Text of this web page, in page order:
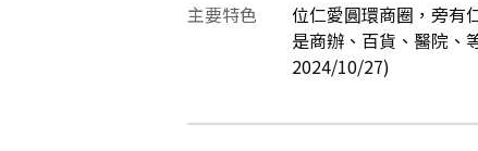
主要特色
位仁愛圓環商圈，旁有
是商辦、百貨、醫院、
2024/10/27)